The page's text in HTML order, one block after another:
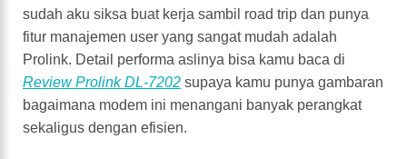
sudah aku siksa buat kerja sambil road trip dan punya
fitur manajemen user yang sangat mudah adalah
Prolink. Detail performa aslinya bisa kamu baca di
Review Prolink DL-7202 supaya kamu punya gambaran
bagaimana modem ini menangani banyak perangkat
sekaligus dengan efisien.